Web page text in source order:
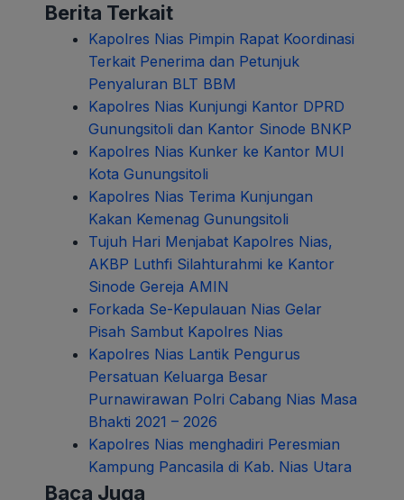
Berita Terkait
Kapolres Nias Pimpin Rapat Koordinasi
Terkait Penerima dan Petunjuk
Penyaluran BLT BBM
Kapolres Nias Kunjungi Kantor DPRD
Gunungsitoli dan Kantor Sinode BNKP
Kapolres Nias Kunker ke Kantor MUI
Kota Gunungsitoli
Kapolres Nias Terima Kunjungan
Kakan Kemenag Gunungsitoli
Tujuh Hari Menjabat Kapolres Nias,
AKBP Luthfi Silahturahmi ke Kantor
Sinode Gereja AMIN
Forkada Se-Kepulauan Nias Gelar
Pisah Sambut Kapolres Nias
Kapolres Nias Lantik Pengurus
Persatuan Keluarga Besar
Purnawirawan Polri Cabang Nias Masa
Bhakti 2021 – 2026
Kapolres Nias menghadiri Peresmian
Kampung Pancasila di Kab. Nias Utara
Baca Juga